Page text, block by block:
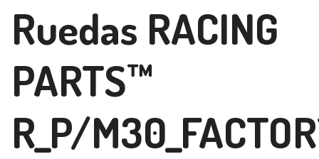
Ruedas RACING
PARTS™
R_P/